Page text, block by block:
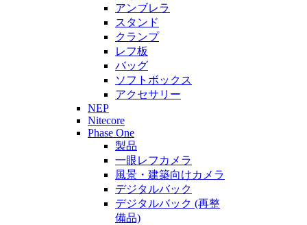
アンブレラ
スタンド
クランプ
レフ板
バッグ
ソフトボックス
アクセサリー
NEP
Nitecore
Phase One
製品
一眼レフカメラ
風景・建築向けカメラ
デジタルバック
デジタルバック (再整
備品)